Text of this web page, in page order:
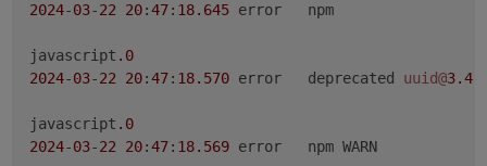
2024-03-22 20:47: 18.645
javascript .0
2024-03-22 20:47: 18.570
	error	deprecated
uuid@3.4
javascript .0
2024-03-22 20:47: 18.569